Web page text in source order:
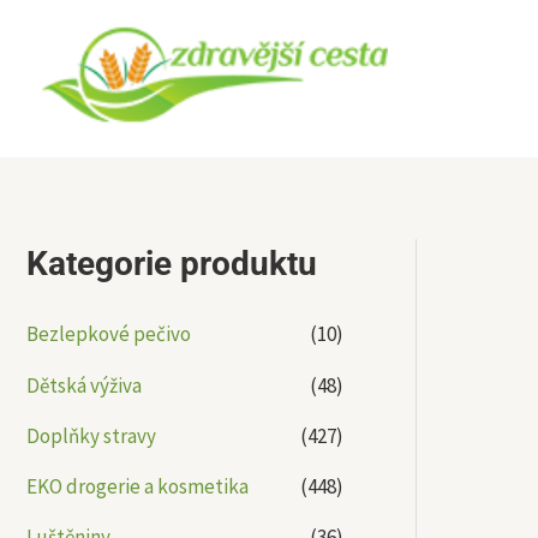
obsah
Kategorie produktu
Bezlepkové pečivo
(10)
Dětská výživa
(48)
Doplňky stravy
(427)
EKO drogerie a kosmetika
(448)